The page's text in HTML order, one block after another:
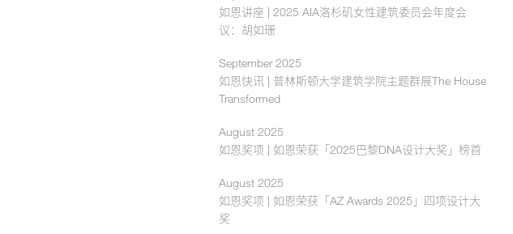
如恩讲座 | 2025 AIA洛杉矶女性建筑委员会年度会
议：胡如珊
September 2025
如恩快讯 | 普林斯顿大学建筑学院主题群展The House
Transformed
August 2025
如恩奖项 | 如恩荣获「2025巴黎DNA设计大奖」榜首
August 2025
如恩奖项 | 如恩荣获「AZ Awards 2025」四项设计大
奖